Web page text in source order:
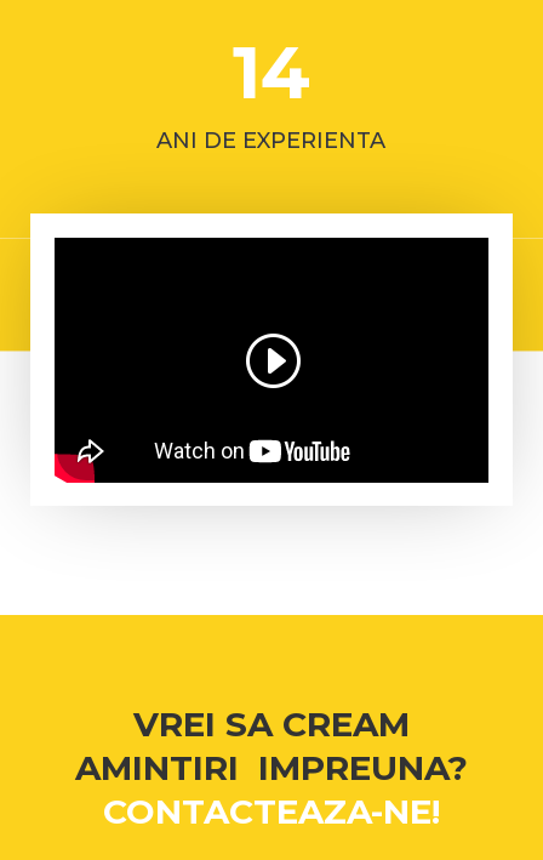
14
ANI DE EXPERIENTA
VREI SA CREAM
AMINTIRI IMPREUNA?
CONTACTEAZA-NE!